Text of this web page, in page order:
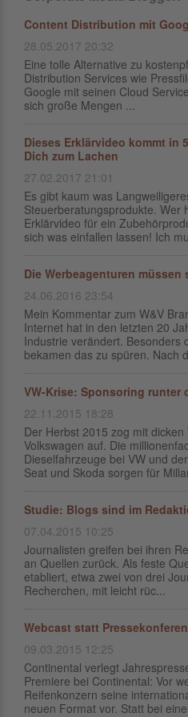
Content Distribution mit
28.05.2017 20:32
Eine tolle Alternative zu
Distribution Services wie
Google mit seinen Cloud
sich große Mengen ...
Dieses Erklärvideo kommt in
Dich zum Lachen
27.02.2017 21:01
Es gibt kaum was
Steuerberatungsprodukte. Wer
Erklärvideo für ein
sich was einfallen lassen! Ich
Die Werbeagenturen
24.06.2016 23:54
Mein Kommentar zum W&V
Internet hat in den letzten 20
Industrie verändert. Besonders
bekamen das zu spüren. Nach
VW-Krise: Sponsoring runter
22.11.2015 18:28
Der Herbst 2015 zog mit
Volkswagen auf. Die
Dieselfahrzeuge bei VW und
Seat und Skoda sorgen für
Studie: Blogs sind im
07.04.2015 10:25
Journalisten greifen bei ihren
an Quellen zurück. Als feste
etabliert, etwa zwei von drei
Recherchen, mit leicht rüc...
Webcast statt
09.03.2015 12:25
Continental verlegt
Premiere bei Continental: Vor
Reifenkonzern seine
neuen Format vor. Statt bei